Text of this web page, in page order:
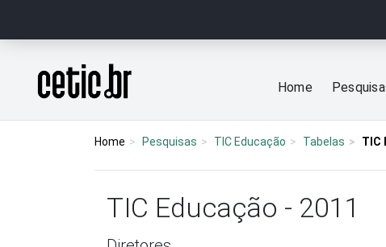
Página inicial
Home
Home Pesquisas TIC Educação Tabelas TIC
TIC Educação - 2011